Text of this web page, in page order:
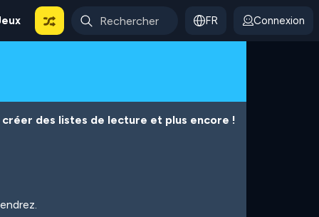
FR Connexion
des listes de lecture et plus encore !